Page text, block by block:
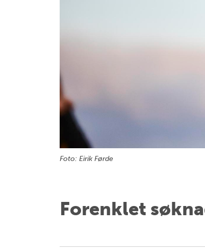
Foto: Eirik Førde
Forenklet